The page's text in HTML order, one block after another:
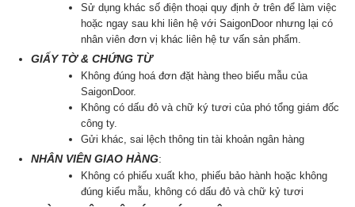
Sử dụng khác số điện thoại quy định ở trên để làm việc
hoặc ngay sau khi liên hệ với SaigonDoor nhưng lại có
nhân viên đơn vị khác liên hệ tư vấn sản phẩm.
GIẤY TỜ & CHỨNG TỪ
Không đúng hoá đơn đặt hàng theo biểu mẫu của
SaigonDoor.
Không có dấu đỏ và chữ ký tươi của phó tổng giám đốc
công ty.
Gửi khác, sai lệch thông tin tài khoản ngân hàng
NHÂN VIÊN GIAO HÀNG:
Không có phiếu xuất kho, phiếu bảo hành hoặc không
đúng kiểu mẫu, không có dấu đỏ và chữ kỷ tươi